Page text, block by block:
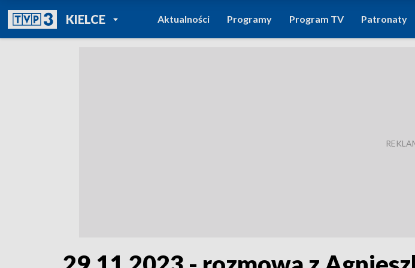
KIELCEPOWRÓT DO
TVP REGIONY
Aktualności Programy Program TV Patronaty